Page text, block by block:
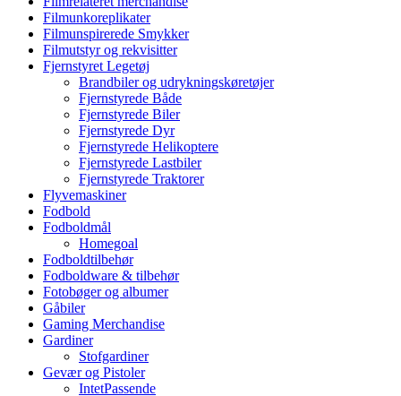
Filmunkoreplikater
Filmunspirerede Smykker
Filmutstyr og rekvisitter
Fjernstyret Legetøj
Brandbiler og udrykningskøretøjer
Fjernstyrede Både
Fjernstyrede Biler
Fjernstyrede Dyr
Fjernstyrede Helikoptere
Fjernstyrede Lastbiler
Fjernstyrede Traktorer
Flyvemaskiner
Fodbold
Fodboldmål
Homegoal
Fodboldtilbehør
Fodboldware & tilbehør
Fotobøger og albumer
Gåbiler
Gaming Merchandise
Gardiner
Stofgardiner
Gevær og Pistoler
IntetPassende